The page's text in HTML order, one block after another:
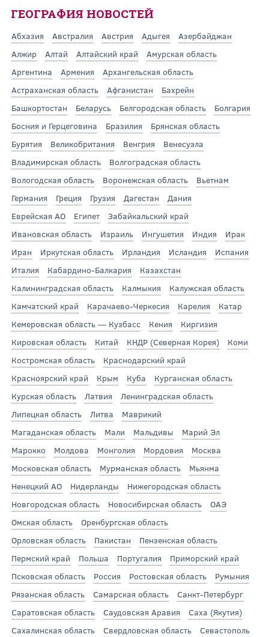
ГЕОГРАФИЯ НОВОСТЕЙ
Абхазия Австралия Австрия Адыгея
Азербайджан
Алжир
Алтай Алтайский край
Амурская область
Аргентина
Армения
Архангельская область
Астраханская область
Афганистан
Бахрейн
Башкортостан
Беларусь Белгородская область
Болгария
Босния и Герцеговина
Бразилия
Брянская область
Бурятия
Великобритания Венгрия
Венесуэла
Владимирская область
Волгоградская область
Вологодская область
Воронежская область
Вьетнам
Германия
Греция Грузия Дагестан
Дания
Еврейская АО
Египет
Забайкальский край
Ивановская область
Израиль Ингушетия Индия
Ирак
Иран
Иркутская область Ирландия Исландия
Испания
Италия
Кабардино-Балкария
Казахстан
Калининградская область
Калмыкия
Калужская область
Камчатский край
Карачаево-Черкесия Карелия
Катар
Кемеровская область — Кузбасс
Кения
Киргизия
Кировская область
Китай КНДР (Северная Корея)
Коми
Костромская область
Краснодарский край
Красноярский край
Крым Куба
Курганская область
Курская область
Латвия
Ленинградская область
Липецкая область
Литва
Маврикий
Магаданская область
Мали Мальдивы
Марий Эл
Марокко
Молдова Монголия Мордовия
Москва
Московская область
Мурманская область
Мьянма
Ненецкий АО
Нидерланды
Нижегородская область
Новгородская область
Новосибирская область
ОАЭ
Омская область
Оренбургская область
Орловская область
Пакистан
Пензенская область
Пермский край
Польша Португалия
Приморский край
Псковская область
Россия Ростовская область
Румыния
Рязанская область
Самарская область
Санкт-Петербург
Саратовская область
Саудовская Аравия
Саха (Якутия)
Сахалинская область
Свердловская область
Севастополь